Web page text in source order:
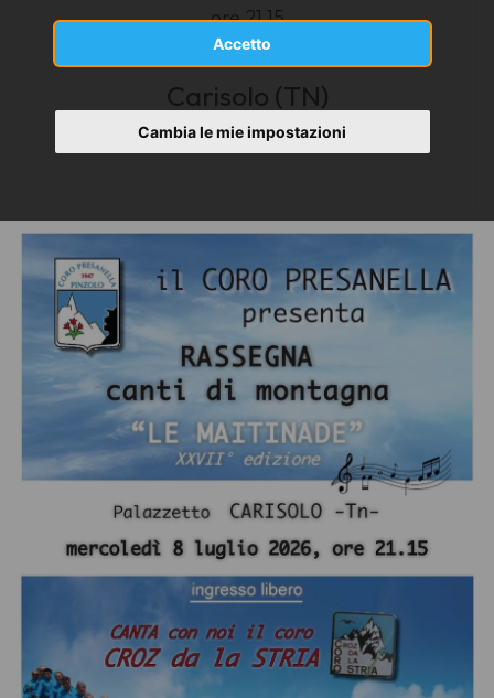
Accetto
Cambia le mie impostazioni
ore 21.15
Carisolo (TN)
Auditorium